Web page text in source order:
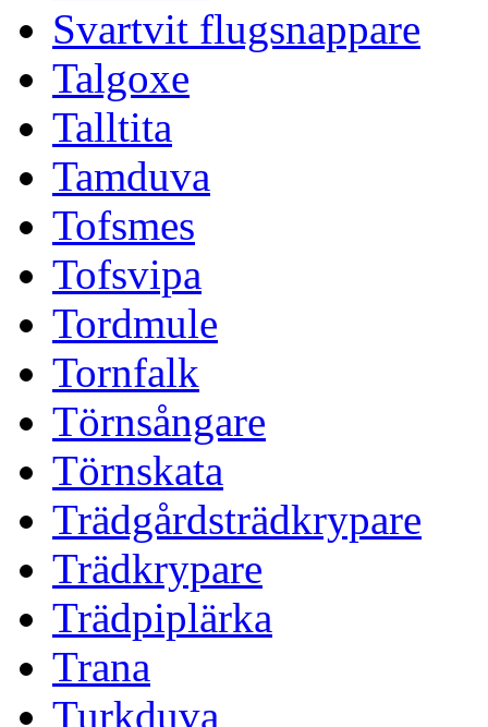
Svartvit flugsnappare
Talgoxe
Talltita
Tamduva
Tofsmes
Tofsvipa
Tordmule
Tornfalk
Törnsångare
Törnskata
Trädgårdsträdkrypare
Trädkrypare
Trädpiplärka
Trana
Turkduva